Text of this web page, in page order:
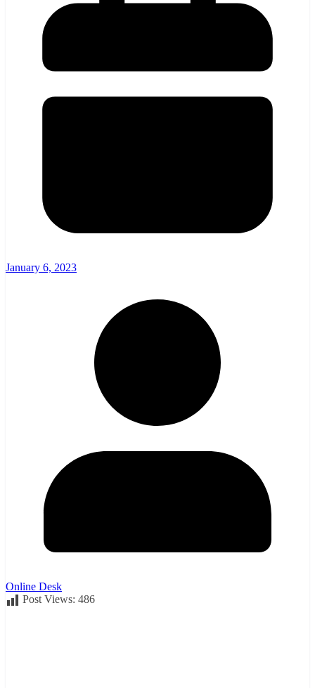
January 6, 2023
Online Desk
Post Views: 486